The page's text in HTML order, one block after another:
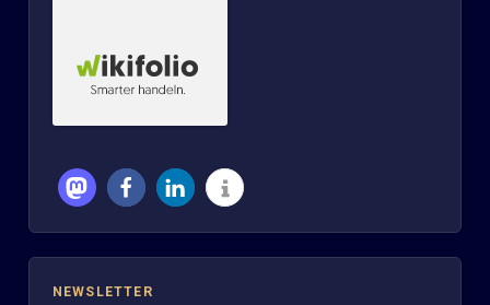
NEWSLETTER